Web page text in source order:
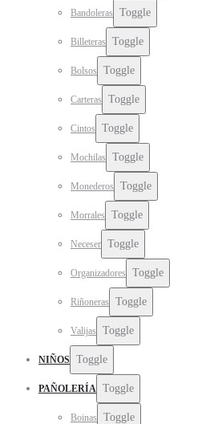
Bandoleras Toggle
Billeteras Toggle
Bolsos Toggle
Carteras Toggle
Cintos Toggle
Mochilas Toggle
Monederos Toggle
Morrales Toggle
Neceser Toggle
Organizadores Toggle
Riñoneras Toggle
Valijas Toggle
NIÑOS Toggle
PAÑOLERÍA Toggle
Boinas Toggle